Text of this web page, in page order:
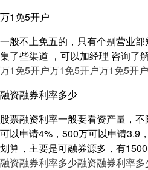
万1免5开户
一般不上免五的，只有个别营业
集了些渠道 ，可以加经理 咨询了
万1免5开户万1免5开户万1免5开户
融资融券利率多少
股票融资利率一般要看资产量，
可以申请4%，500万可以申请3.9
划算，主要是可融券源多，有
融资融券利率多少融资融券利率多